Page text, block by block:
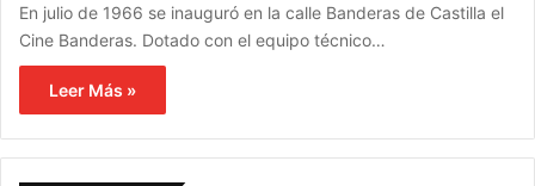
En julio de 1966 se inauguró en la calle Banderas de Castilla el
Cine Banderas. Dotado con el equipo técnico…
Leer Más »